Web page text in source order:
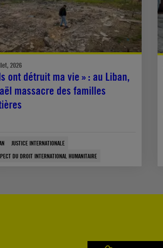
2026
ont détruit ma vie » : au Liban,
massacre des familles
JUSTICE INTERNATIONALE
DU DROIT INTERNATIONAL HUMANITAIRE